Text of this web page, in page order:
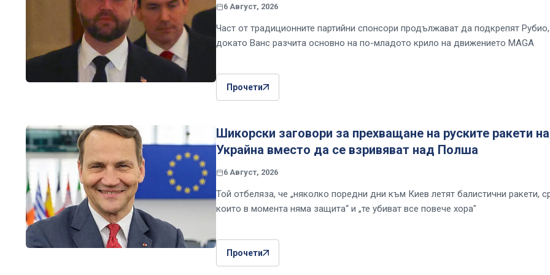
6 Август, 2026
Част от традиционните партийни спонсори продължават да подкрепят Рубио,
докато Ванс разчита основно на по-младото крило на движението MAGA
Прочети
Шикорски заговори за прехващане на руските ракети
Украйна вместо да се взривяват над Полша
6 Август, 2026
Той отбеляза, че „няколко поредни дни към Киев летят балистични ракети,
които в момента няма защита“ и „те убиват все повече хора"
Прочети